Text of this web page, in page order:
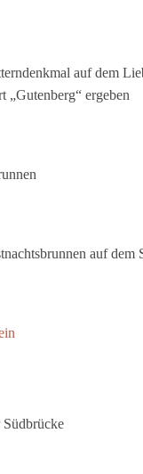
auf dem
„Gutenberg“ ergeben
auf dem